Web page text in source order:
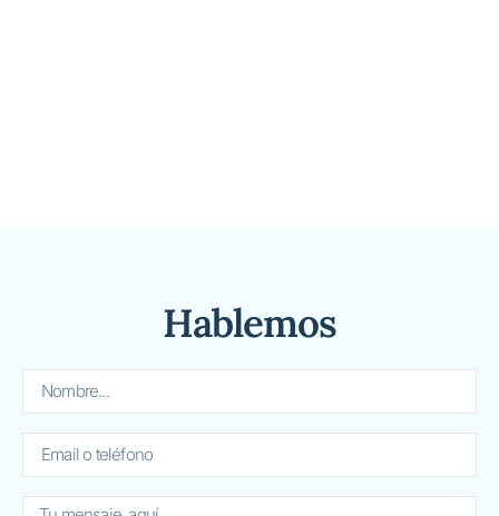
Hablemos